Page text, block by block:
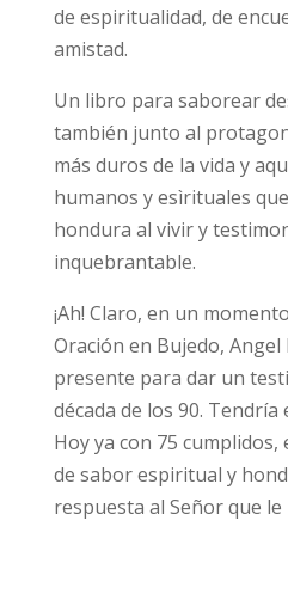
de espiritualidad, de
amistad.
Un libro para saborear
también junto al
más duros de la vida y
humanos y esìrituales
hondura al vivir y
inquebrantable.
¡Ah! Claro, en un
Oración en Bujedo,
presente para dar un
década de los 90. Tendría
Hoy ya con 75
de sabor espiritual y
respuesta al Señor que le